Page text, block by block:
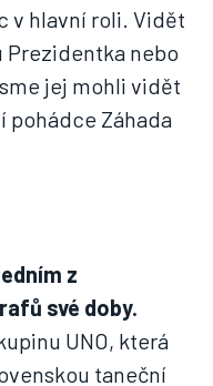
v hlavní roli. Vidět
Prezidentka nebo
jej mohli vidět
pohádce Záhada
z
své doby.
UNO, která
taneční